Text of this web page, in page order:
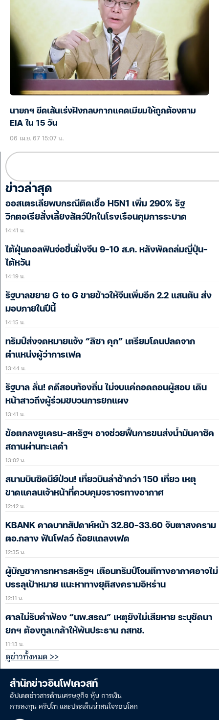
นายกฯ ขีดเส้นเร่งฝังกลบกากแคดเมียมให้ถูกต้องตาม
EIA ใน 15 วัน
06 เม.ย. 67 15:07 น.
ข่าวล่าสุด
ออสเตรเลียพบกรณีติดเชื้อ H5N1 เพิ่ม 290% รัฐ
วิกตอเรียสั่งเลี้ยงสัตว์ปีกในโรงเรือนคุมการระบาด
14:41 น.
ไต้ฝุ่นดอลฟินจ่อขึ้นฝั่งจีน 9-10 ส.ค. หลังพัดถล่มญี่ปุ่น-
ไต้หวัน
14:19 น.
รัฐบาลขยาย G to G ขายข้าวให้จีนเพิ่มอีก 2.2 แสนตัน ส่ง
มอบภายในปีนี้
14:15 น.
ทรัมป์ส่งจดหมายแจ้ง “ลิซา คุก” เตรียมโดนปลดจาก
ตำแหน่งผู้ว่าการเฟด
13:44 น.
รัฐบาล ลั่น! คดีสอบท้องถิ่น ไม่จบแค่ถอดถอนผู้สอบ เดิน
หน้าสาวถึงผู้ร่วมขบวนการยกแผง
13:41 น.
ข้อตกลงยูเครน-สหรัฐฯ อาจช่วยฟื้นการขนส่งน้ำมันคาซัค
สถานผ่านทะเลดำ
13:02 น.
สนามบินซิดนีย์ป่วน! เที่ยวบินล่าช้ากว่า 150 เที่ยว เหตุ
ขาดแคลนเจ้าหน้าที่ควบคุมจราจรทางอากาศ
12:42 น.
KBANK คาดบาทสัปดาห์หน้า 32.80-33.60 จับตาสงคราม
ตอ.กลาง ฟันโฟลว์ ถ้อยแถลงเฟด
12:35 น.
ผู้บัญชาการทหารสหรัฐฯ เตือนทรัมป์โจมตีทางอากาศอาจไม่
บรรลุเป้าหมาย แนะหาทางยุติสงครามอิหร่าน
12:11 น.
ศาลไม่รับคำฟ้อง “นพ.สรณ” เหตุยังไม่เสียหาย ระบุชัดนา
ยกฯ ต้องทูลเกล้าให้พ้นประธาน กสทช.
11:13 น.
ดูข่าวทั้งหมด >>
สำนักข่าวอินโฟเควสท์
อัปเดตข่าวสารด้านเศรษฐกิจ หุ้น การเงิน
การลงทุน คริปโท และประเด็นน่าสนใจรอบโลก